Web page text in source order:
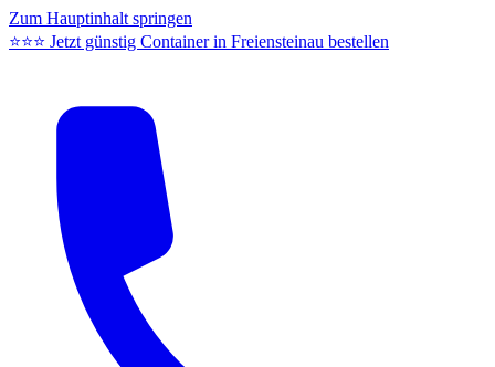
Zum Hauptinhalt springen
⭐⭐⭐ Jetzt günstig Container in Freiensteinau bestellen